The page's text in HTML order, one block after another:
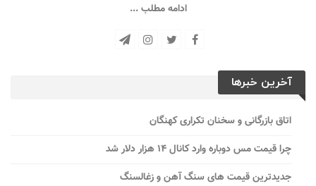
ادامه مطلب ...
آخرین خبرها
اتاق بازرگانی و سخنان تکراری کهنگان
چرا قیمت مس دوباره وارد کانال ۱۴ هزار دلار شد
جدیدترین قیمت های سنگ آهن و زغالسنگ